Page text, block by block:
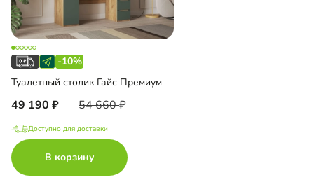
-10%
Туалетный столик Гайс Премиум
49 190 54 660
Доступно для доставки
В корзину